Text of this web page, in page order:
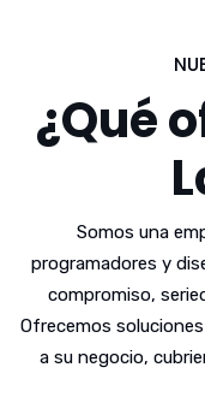
¿Qué
Somos una
programadores y
compromiso,
Ofrecemos
a su negocio,